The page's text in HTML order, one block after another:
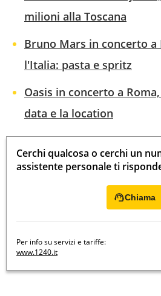
milioni alla Toscana
Bruno Mars in concerto a
l'Italia: pasta e spritz
Oasis in concerto a
data e la location
Cerchi qualcosa o cerchi un
assistente personale ti
Chiama
Per info su servizi e tariffe:
www.1240.it